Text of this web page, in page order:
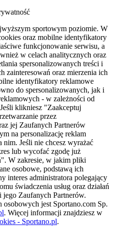
sportowym poziomie. W
oraz mobilne identyfikatory
funkcjonowanie serwisu, a
w celach analitycznych oraz
spersonalizowanych treści i
zainteresowań oraz mierzenia ich
identyfikatory reklamowe
do spersonalizowanych, jak i
- w zależności od
klikniesz "Zaakceptuj
przez
jej Zaufanych Partnerów
na personalizację reklam
Jeśli nie chcesz wyrażać
lub wycofać zgodę już
W zakresie, w jakim pliki
osobowe, podstawą ich
interes administratora polegający
świadczenia usług oraz działań
Zaufanych Partnerów.
jest Sportano.com Sp.
. Więcej informacji znajdziesz w
- Sportano.pl.